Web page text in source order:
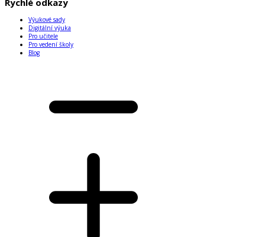
Výukové sady
Digitální výuka
Pro učitele
Pro vedení školy
Blog